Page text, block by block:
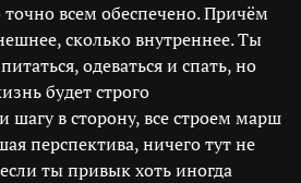
точно всем обеспечено. Причём
сколько внутреннее. Ты
одеваться и спать, но
будет строго
шагу в сторону, все строем марш
перспектива, ничего тут не
ты привык хоть иногда